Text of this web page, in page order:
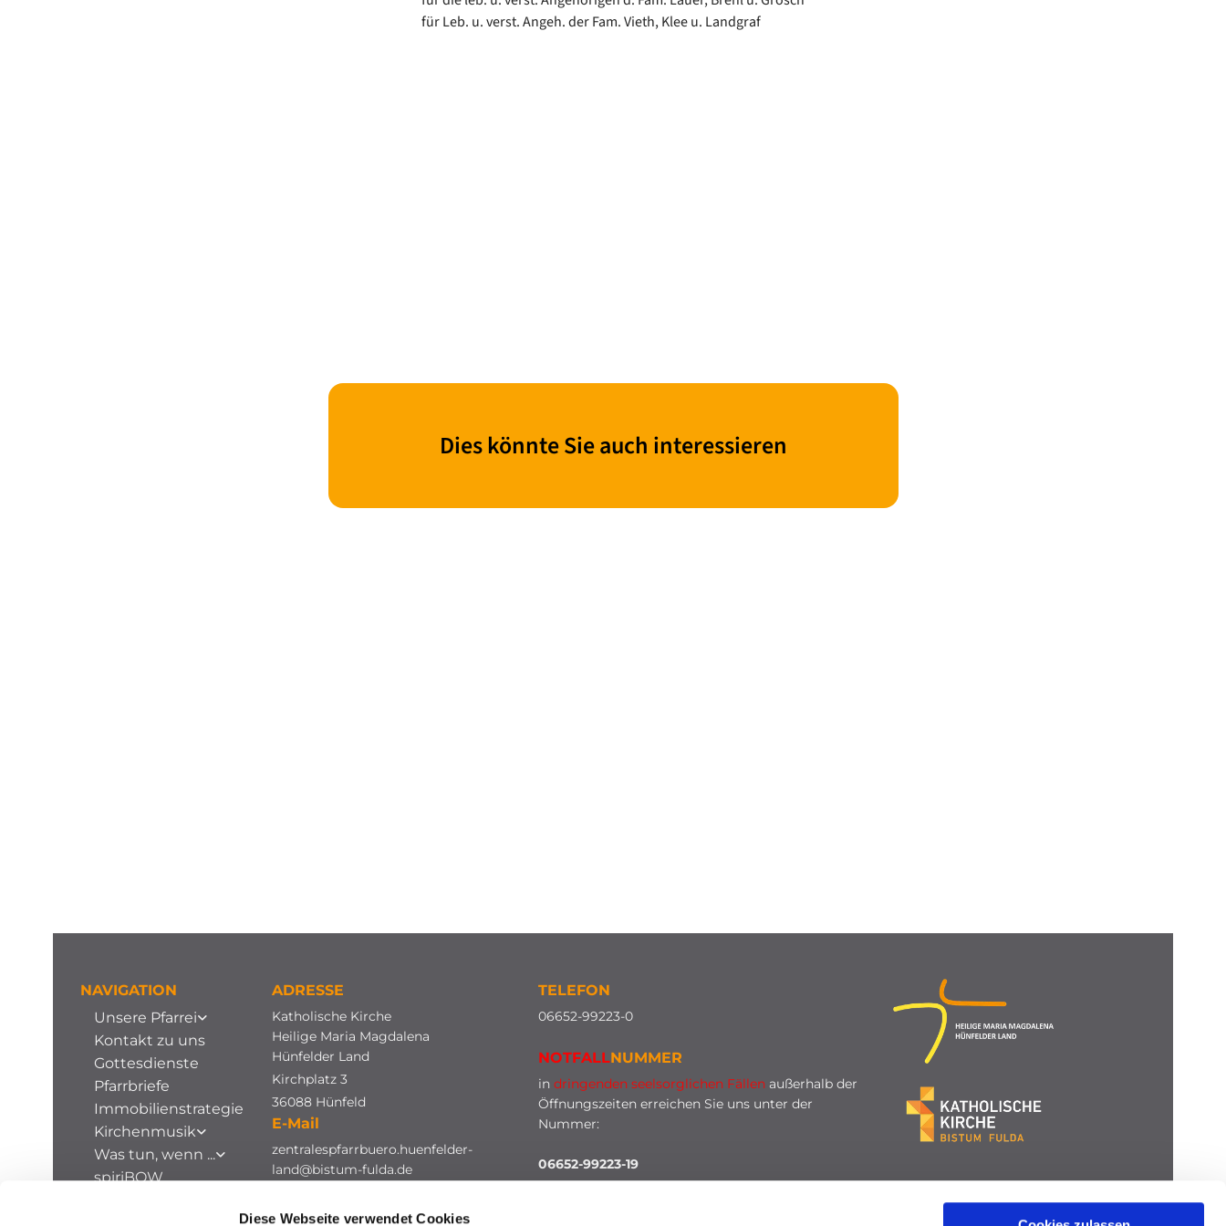
Diese Webseite verwendet Cookies
für Leb. u. verst. Angeh. der Fam. Vieth, Klee u. Landgraf
Dies könnte Sie auch interessieren
NAVIGATION
Unsere Pfarrei
Kontakt zu uns
Gottesdienste
Pfarrbriefe
Immobilienstrategie
Kirchenmusik
Was tun, wenn ...
spiriBOW
ADRESSE
Katholische Kirche
Heilige Maria Magdalena
Hünfelder Land
Kirchplatz 3
36088 Hünfeld
E-Mail
zentralespfarrbuero.huenfelder-
land@bistum-fulda.de
TELEFON
06652-99223-0
NOTFALLNUMMER
in dringenden seelsorglichen Fällenaußerhalb der
Öffnungszeiten erreichen Sie uns unter der
Nummer:
06652-99223-19